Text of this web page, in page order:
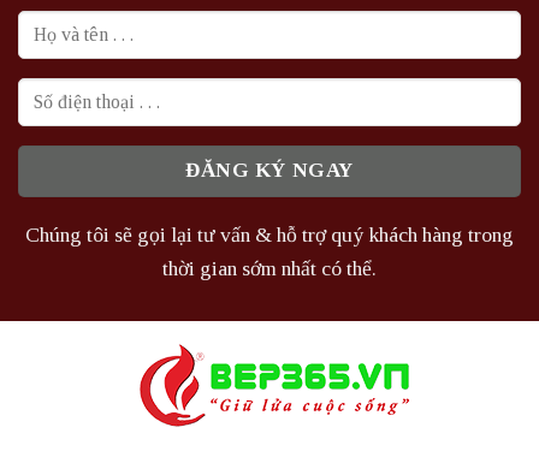
Chúng tôi sẽ gọi lại tư vấn & hỗ trợ quý khách hàng trong
thời gian sớm nhất có thể.